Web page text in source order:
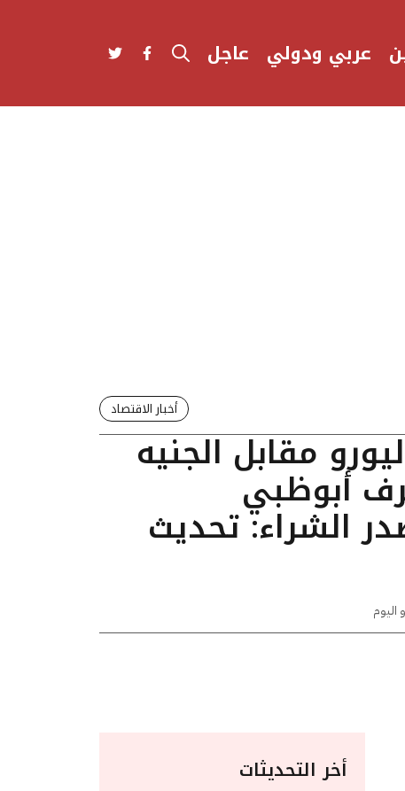
عربي ودولي عاجل
أخبار الاقتصاد
مقابل الجنيه
أبوظبي
الشراء: تحديث
اليوم
أخر التحديثات